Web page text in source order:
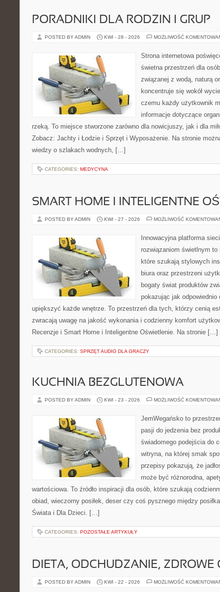
PORADNIKI DLA RODZIN I GRUP
POSTED BY ADMIN KWI - 28 - 2026 MOŻLIWOŚĆ
Strona internetowa
świetna przestrzeń dla
związanej z wodą, naturą
koncentruje się wokół
czemu każdy użytkownik
informacje dotyczące
rzeką. To miejsce stworzone zarówno dla nowicjuszy, jak i dla
Zobacz: Jachty i Łodzie i Sprzęt i Wyposażenie. Na stronie
wiedzy o szlakach wodnych, […]
CATEGORIES: MEDYCYNA
SMART HOME I INTELIGENTNE
POSTED BY ADMIN KWI - 27 - 2026 MOŻLIWOŚĆ
Innowacyjna platforma
rozwiązaniom świetlnym
które szukają stylowych
biura oraz przestrzeni
bogaty świat produktów
pokazując jak odpowiednio
upiększyć każde wnętrze. To przestrzeń dla tych, którzy cenią
zwracają uwagę na jakość wykonania i codzienny komfort
Recenzje i Smart Home i Inteligentne Oświetlenie. Na stronie […]
CATEGORIES: SPRZĘT AUDIO DLA GRACZY
KUCHNIA BEZGLUTENOWA
POSTED BY ADMIN KWI - 23 - 2026 MOŻLIWOŚĆ
JemWegańsko to
pasji do jedzenia bez
świadomego podejścia do
witryna, na której smak
przepisy pokazują, że
może być różnorodna,
wartościowa. To źródło inspiracji dla osób, które szukają
obiad, wieczorny posiłek, deser czy coś pysznego między
Świata i Dla Dzieci. […]
CATEGORIES: POZOSTAŁE ARTYKUŁY
DIETA, ODCHUDZANIE, ZDROWE
POSTED BY ADMIN KWI - 22 - 2026 MOŻLIWOŚĆ